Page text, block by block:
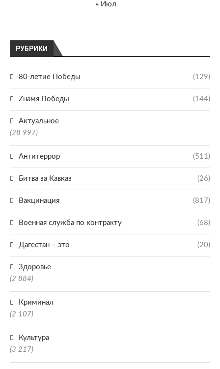
РУБРИКИ
80-летие Победы (129)
Zнамя Победы (144)
Актуальное
(28 997)
Антитеррор (511)
Битва за Кавказ (26)
Вакцинация (817)
Военная служба по контракту (68)
Дагестан – это (20)
Здоровье
(2 884)
Криминал
(2 107)
Культура
(3 217)
« Июл